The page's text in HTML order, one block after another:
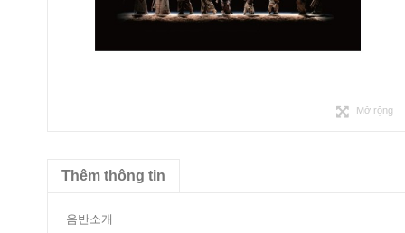
Mở rộng
Thêm thông tin
음반소개